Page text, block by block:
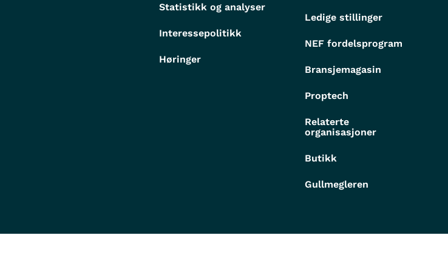
Statistikk og analyser
Interessepolitikk
Høringer
Ledige stillinger
NEF fordelsprogram
Bransjemagasin
Proptech
Relaterte
organisasjoner
Butikk
Gullmegleren